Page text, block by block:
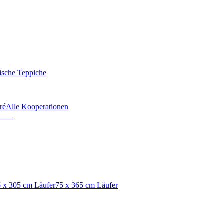
Teppiche
Alle Kooperationen
x 305 cm Läufer75 x 365 cm Läufer